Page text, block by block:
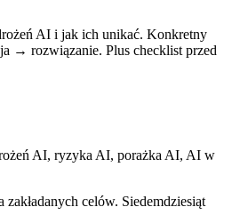
AI i jak ich unikać. Konkretny
→ rozwiązanie. Plus checklist przed
AI, ryzyka AI, porażka AI, AI w
celów. Siedemdziesiąt